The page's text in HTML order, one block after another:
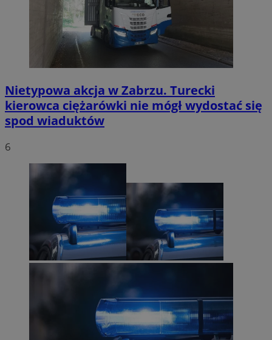
Nietypowa akcja w Zabrzu. Turecki
kierowca ciężarówki nie mógł wydostać się
spod wiaduktów
6